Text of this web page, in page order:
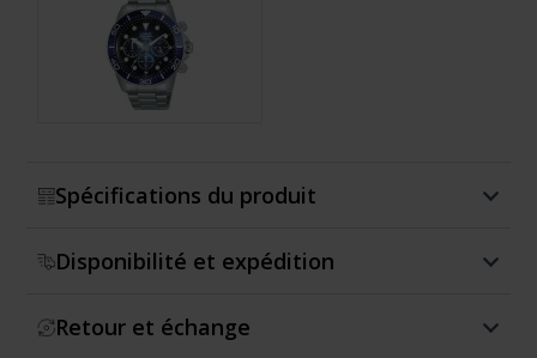
Spécifications du produit
Disponibilité et expédition
Retour et échange